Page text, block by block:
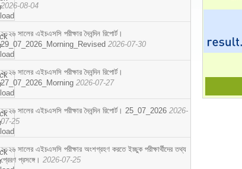
2026-08-04
২০২৬ সালের এইচএসসি পরীক্ষার দৈনন্দিন রিপোর্ট।
29_07_2026_Morning_Revised 2026-07-30
২০২৬ সালের এইচএসসি পরীক্ষার দৈনন্দিন রিপোর্ট।
27_07_2026_Morning 2026-07-27
২০২৬ সালের এইচএসসি পরীক্ষার দৈনন্দিন রিপোর্ট। 25_07_2026 2026-
07-25
২০২৬ সালের এইচএসসি পরীক্ষার অংশগ্রহণ করতে ইচ্ছুক পরীক্ষার্থীদের তথ্য
প্রেরণ প্রসঙ্গে। 2026-07-25